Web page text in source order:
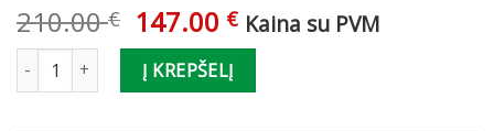
210.00€ Original
price
was:
210.00 €.
147.00 €Current
price
147.00 €.
Kaina su PVM
produkto kiekis: Radiatorius Vogel&Noot V22, 300x1200
Į KREPŠELĮ